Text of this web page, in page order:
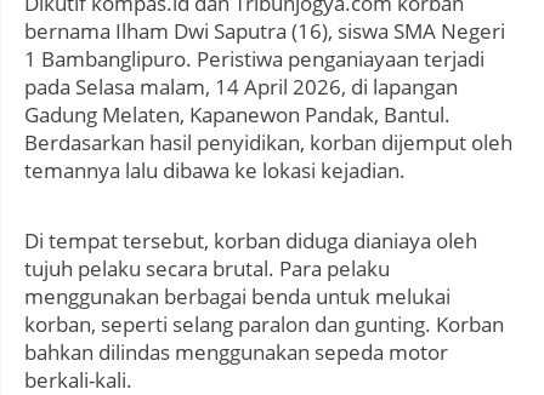
bernama Ilham Dwi Saputra (16), siswa SMA Negeri
1 Bambanglipuro. Peristiwa penganiayaan terjadi
pada Selasa malam, 14 April 2026, di lapangan
Gadung Melaten, Kapanewon Pandak, Bantul.
Berdasarkan hasil penyidikan, korban dijemput oleh
temannya lalu dibawa ke lokasi kejadian.
Di tempat tersebut, korban diduga dianiaya oleh
tujuh pelaku secara brutal. Para pelaku
menggunakan berbagai benda untuk melukai
korban, seperti selang paralon dan gunting. Korban
bahkan dilindas menggunakan sepeda motor
berkali-kali.